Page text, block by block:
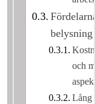
och
Lång